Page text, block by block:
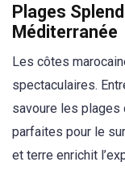
Plages
Méditerranée
Les côtes
spectaculaires.
savoure les plages
parfaites pour le
et terre enrichit